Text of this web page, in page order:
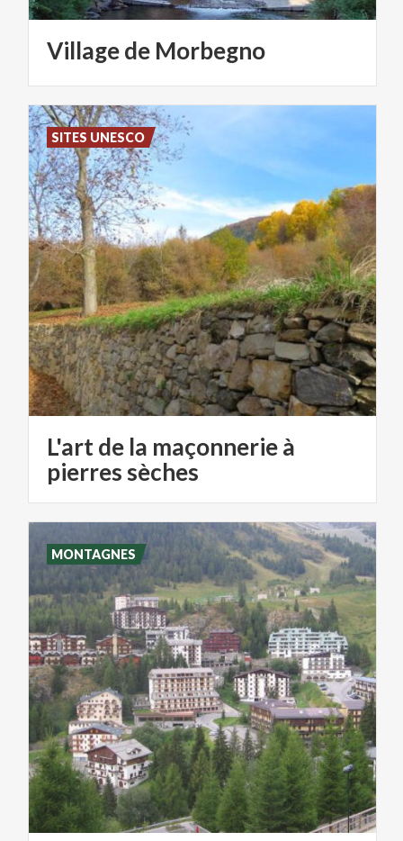
Villagede Morbegno
L'art de la maçonnerie à
pierres sèches
SITES UNESCO
MONTAGNES